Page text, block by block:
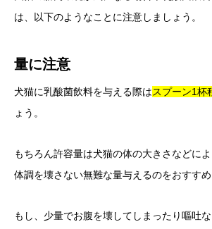
は、以下のようなことに注意しましょう。
量に注意
犬猫に乳酸菌飲料を与える際はスプーン1杯
ょう。
もちろん許容量は犬猫の体の大きさなどによ
体調を壊さない無難な量与えるのをおすすめ
もし、少量でお腹を壊してしまったり嘔吐